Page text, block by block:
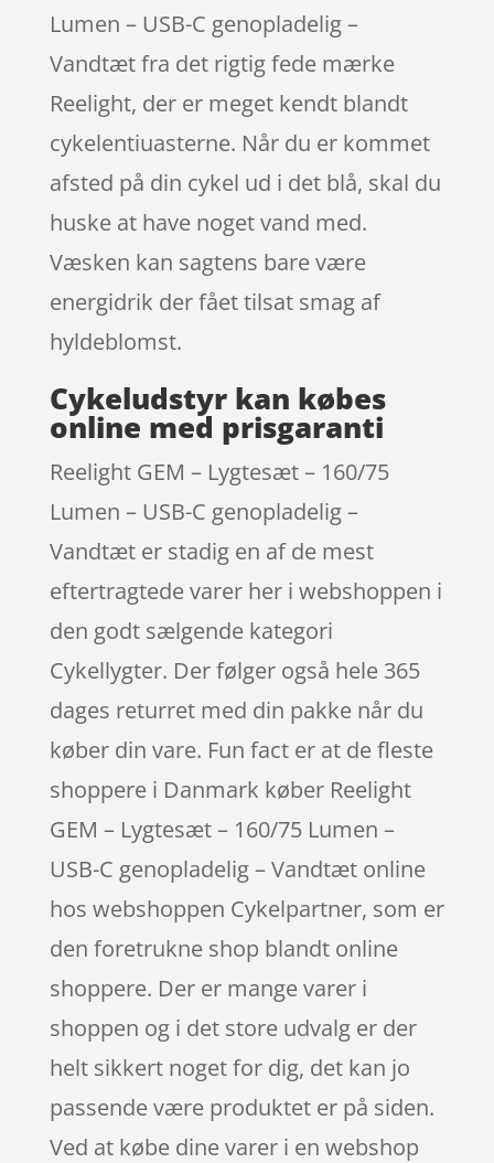
Lumen – USB-C genopladelig –
Vandtæt fra det rigtig fede mærke
Reelight, der er meget kendt blandt
cykelentiuasterne. Når du er kommet
afsted på din cykel ud i det blå, skal du
huske at have noget vand med.
Væsken kan sagtens bare være
energidrik der fået tilsat smag af
hyldeblomst.
Cykeludstyr kan købes
online med prisgaranti
Reelight GEM – Lygtesæt – 160/75
Lumen – USB-C genopladelig –
Vandtæt er stadig en af de mest
eftertragtede varer her i webshoppen i
den godt sælgende kategori
Cykellygter. Der følger også hele 365
dages returret med din pakke når du
køber din vare. Fun fact er at de fleste
shoppere i Danmark køber Reelight
GEM – Lygtesæt – 160/75 Lumen –
USB-C genopladelig – Vandtæt online
hos webshoppen Cykelpartner, som er
den foretrukne shop blandt online
shoppere. Der er mange varer i
shoppen og i det store udvalg er der
helt sikkert noget for dig, det kan jo
passende være produktet er på siden.
Ved at købe dine varer i en webshop